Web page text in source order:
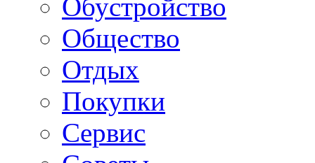
Обустройство
Общество
Отдых
Покупки
Сервис